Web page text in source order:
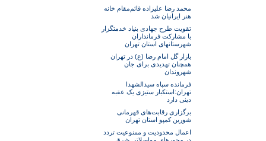
محمد رضا علیزاده قائم‌مقام خانه
هنر ایرانیان شد
تقویت طرح جهادی بنیاد خدمتگزار
با مشارکت فرمانداران
شهرستانهای استان تهران
بازار گل امام رضا (ع) در تهران
همچنان تهدیدی برای جان
شهروندان
فرمانده سپاه سیدالشهدا
تهران:استکبار ستیزی یک عقبه
دینی دارد
برگزاری رقابت‌های قهرمانی
شورین کمپو استان تهران
اعمال محدودیت و ممنوعیت تردد